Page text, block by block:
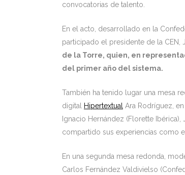
convocatorias de talento.
En el acto, desarrollado en la
participado el presidente de la CEN,
de la Torre, quien, en
del primer año del sistema.
También ha tenido lugar una mesa
digital
Hipertextual Ara Rodríguez,
Ignacio Hernández (Florette Ibérica),
compartido sus experiencias como
En una segunda mesa redonda,
Carlos Fernández Valdivielso